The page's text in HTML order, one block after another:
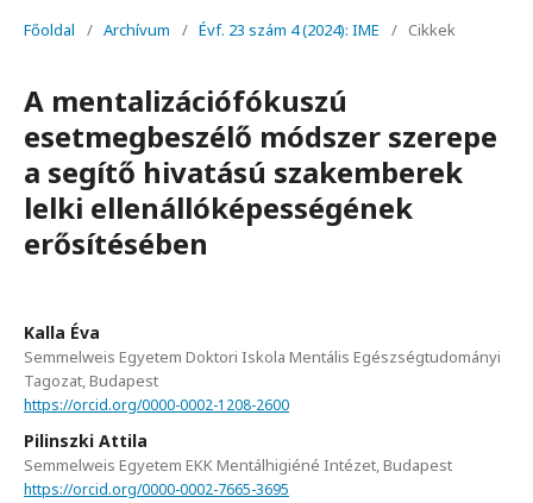
Főoldal / Archívum / Évf. 23 szám 4 (2024): IME / Cikkek
A mentalizációfókuszú
esetmegbeszélő módszer szerepe
a segítő hivatású szakemberek
lelki ellenállóképességének
erősítésében
Kalla Éva
Semmelweis Egyetem Doktori Iskola Mentális Egészségtudományi
Tagozat, Budapest
https://orcid.org/0000-0002-1208-2600
Pilinszki Attila
Semmelweis Egyetem EKK Mentálhigiéné Intézet, Budapest
https://orcid.org/0000-0002-7665-3695